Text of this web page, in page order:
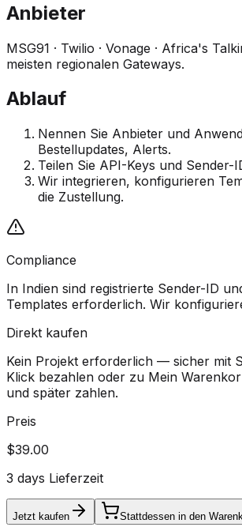
Anbieter
MSG91 · Twilio · Vonage · Africa's
meisten regionalen Gateways.
Ablauf
Nennen Sie Anbieter und
Bestellupdates, Alerts.
Teilen Sie API-Keys und Sender-
Wir integrieren, konfigurieren
die Zustellung.
Compliance
In Indien sind registrierte Sender-ID
Templates erforderlich. Wir
Direkt kaufen
Kein Projekt erforderlich — sicher mit
Klick bezahlen oder zu Mein
und später zahlen.
Preis
$39.00
3 days Lieferzeit
Jetzt kaufen Stattdessen in den